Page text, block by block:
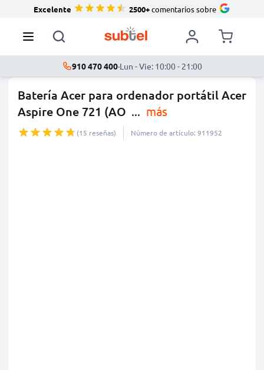
Excelente 2500+comentarios sobre
910 470 400·Lun - Vie: 10:00 - 21:00
Batería Acer para ordenador portátil Acer
Aspire One 721 (AO ... más
(15 reseñas) Número de artículo: 911952